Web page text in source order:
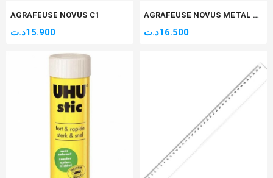
AGRAFEUSE NOVUS C1
15.900د.ت
AGRAFEUSE NOVUS METAL STABIL
16.500د.ت